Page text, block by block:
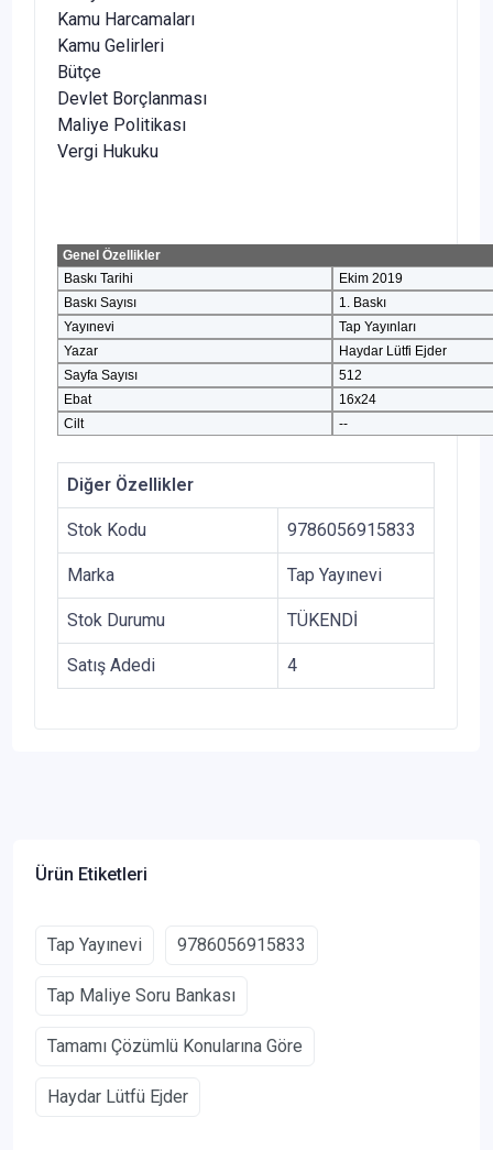
Kamu Harcamaları
Kamu Gelirleri
Bütçe
Devlet Borçlanması
Maliye Politikası
Vergi Hukuku
Genel Özellikler
Baskı Tarihi
Ekim 2019
Baskı Sayısı
1. Baskı
Yayınevi
Tap Yayınları
Yazar
Haydar Lütfi Ejder
Sayfa Sayısı
512
Ebat
16x24
Cilt
--
Diğer Özellikler
Stok Kodu 9786056915833
Marka Tap Yayınevi
Stok Durumu TÜKENDİ
Satış Adedi 4
Ürün Etiketleri
Tap Yayınevi 9786056915833
Tap Maliye Soru Bankası
Tamamı Çözümlü Konularına Göre
Haydar Lütfü Ejder